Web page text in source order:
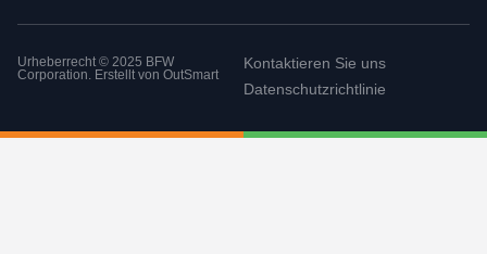
Urheberrecht © 2025 BFW
Corporation. Erstellt von OutSmart
Kontaktieren Sie uns
Datenschutzrichtlinie